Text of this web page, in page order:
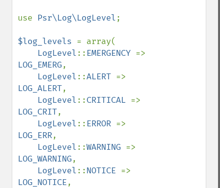
use Psr\Log\LogLevel;
$log_levels = array(
LogLevel:: EMERGENCY
LOG_EMERG,
LogLevel::ALERT
LOG_ALERT,
LogLevel::CRITICAL
LOG_CRIT,
LogLevel:: ERROR
LOG_ERR,
LogLevel::WARNING
LOG_WARNING,
LogLevel::NOTICE
LOG_NOTICE,